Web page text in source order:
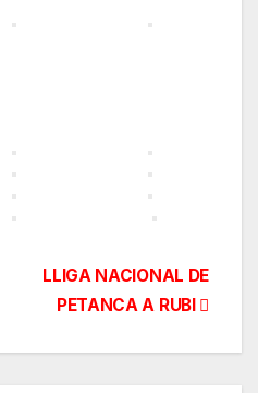
LLIGA NACIONAL DE
PETANCA A RUBI